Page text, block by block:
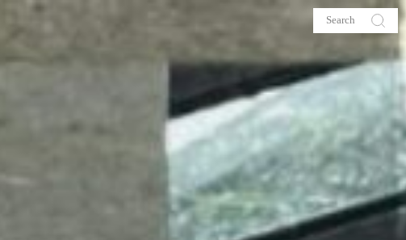
amazon shop